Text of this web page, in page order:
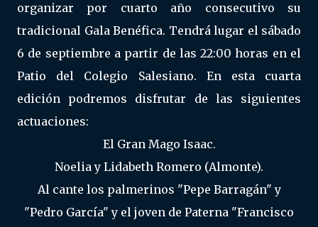
organizar por cuarto año consecutivo su
tradicional Gala Benéfica. Tendrá lugar el sábado
6 de septiembre a partir de las 22:00 horas en el
Patio del Colegio Salesiano. En esta cuarta
edición podremos disfrutar de las siguientes
actuaciones:
El Gran Mago Isaac.
Noelia y Lidabeth Romero (Almonte).
Al cante los palmerinos "Pepe Barragán" y
"Pedro García" y el joven de Paterna "Francisco